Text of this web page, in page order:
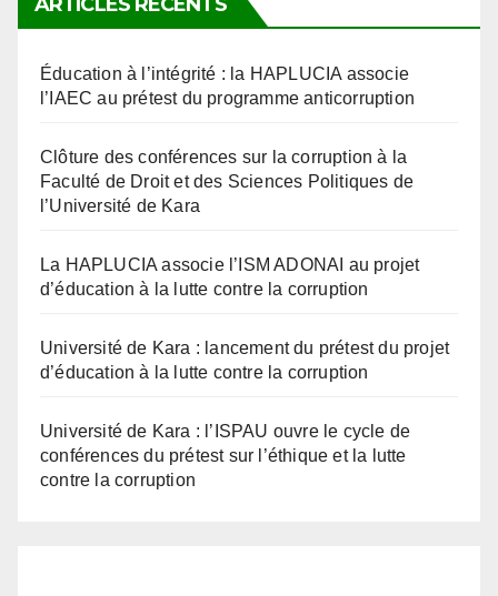
l’IAEC au prétest du programme anticorruption
Faculté de Droit et des Sciences Politiques de
l’Université de Kara
d’éducation à la lutte contre la corruption
d’éducation à la lutte contre la corruption
conférences du prétest sur l’éthique et la lutte
contre la corruption